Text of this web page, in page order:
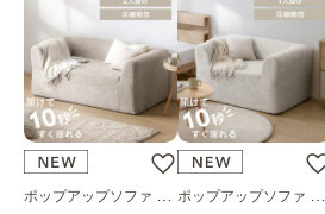
ポップアップソファ ソ ポップアップソファ ソ